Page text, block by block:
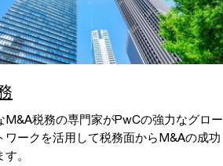
M&A税務の専門家がPwCの強力なグロー
ワークを活用して税務面からM&Aの成功
。